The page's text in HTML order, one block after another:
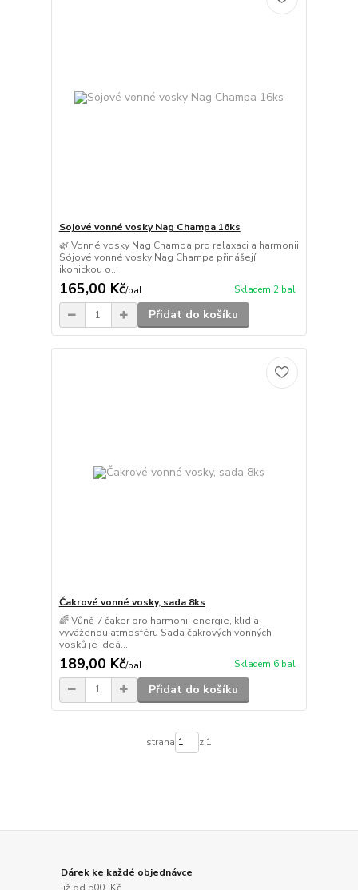
Sojové vonné vosky Nag Champa 16ks
🌿 Vonné vosky Nag Champa pro relaxaci a harmonii
Sójové vonné vosky Nag Champa přinášejí
ikonickou o...
165,00 Kč/bal Skladem 2 bal
Přidat do košíku
Čakrové vonné vosky, sada 8ks
🌈 Vůně 7 čaker pro harmonii energie, klid a
vyváženou atmosféru Sada čakrových vonných
vosků je ideá...
189,00 Kč/bal Skladem 6 bal
Přidat do košíku
strana z 1
Dárek ke každé objednávce